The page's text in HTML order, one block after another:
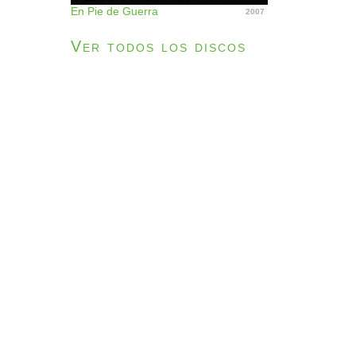
En Pie de Guerra 2007
Ver todos los discos